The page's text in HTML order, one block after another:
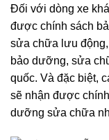
Đối với dòng xe
được chính sách
sửa chữa lưu
bảo dưỡng, sửa
quốc. Và đặc biệt,
sẽ nhận được
dưỡng sửa chữa